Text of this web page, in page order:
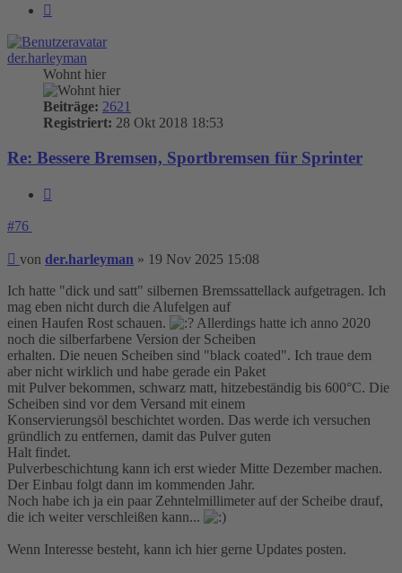
der.harleyman
Wohnt hier
Beiträge: 2621
Registriert: 28 Okt 2018 18:53
Re: Bessere Bremsen, Sportbremsen für Sprinter
#76
Beitrag
von der.harleyman » 19 Nov 2025 15:08
Ich hatte "dick und satt" silbernen Bremssattellack aufgetragen. Ich
mag eben nicht durch die Alufelgen auf
einen Haufen Rost schauen.
Allerdings hatte ich anno 2020
noch die silberfarbene Version der Scheiben
erhalten. Die neuen Scheiben sind "black coated". Ich traue dem
aber nicht wirklich und habe gerade ein Paket
mit Pulver bekommen, schwarz matt, hitzebeständig bis 600°C. Die
Scheiben sind vor dem Versand mit einem
Konservierungsöl beschichtet worden. Das werde ich versuchen
gründlich zu entfernen, damit das Pulver guten
Halt findet.
Pulverbeschichtung kann ich erst wieder Mitte Dezember machen.
Der Einbau folgt dann im kommenden Jahr.
Noch habe ich ja ein paar Zehntelmillimeter auf der Scheibe drauf,
die ich weiter verschleißen kann...
Wenn Interesse besteht, kann ich hier gerne Updates posten.